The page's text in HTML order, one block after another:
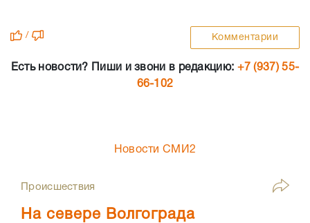
/ Комментарии
Есть новости? Пиши и звони в редакцию: +7 (937) 55-
66-102
Новости СМИ2
Происшествия
На севере Волгограда